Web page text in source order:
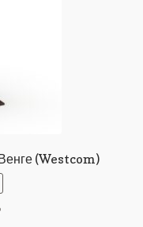
(Westcom)
Текущая